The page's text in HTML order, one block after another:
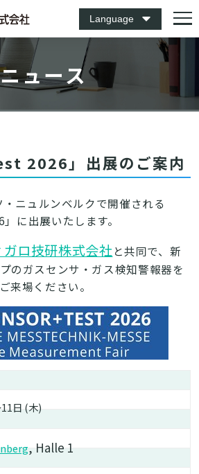
Language
ニュース
2026」出展のご案内
ニュルンベルクで開催される
に出展いたします。
ガロ技研株式会社と共同で、新
のガスセンサ・ガス検知警報器を
来場ください。
日 (木)
, Halle 1